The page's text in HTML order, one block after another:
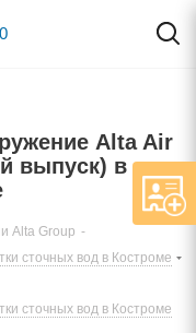
Alta Air
выпуск) в
Alta Group -
сточных вод в Костроме
сточных вод в Костроме